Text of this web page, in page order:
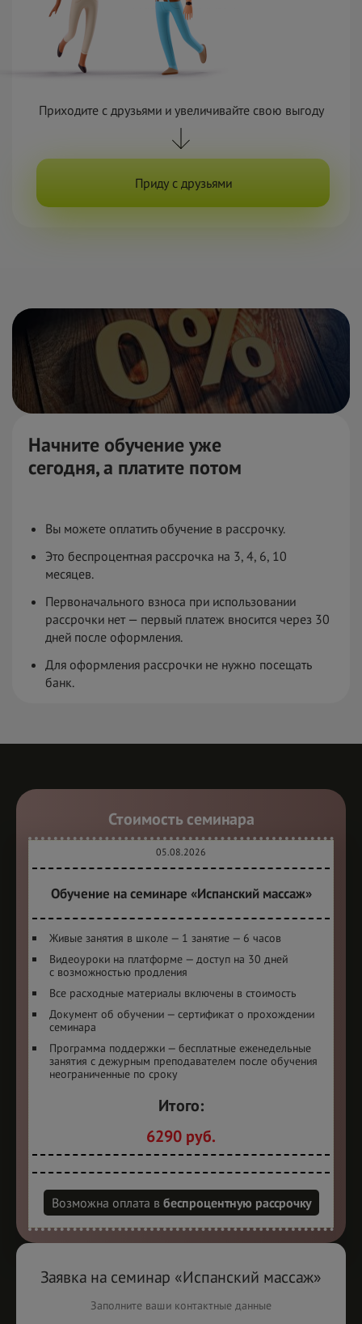
Приходите с друзьями и увеличивайте свою выгоду
Приду с друзьями
Начните обучение уже
сегодня,а платите потом
Вы можете оплатить обучение в рассрочку.
Это беспроцентная рассрочка на 3, 4, 6, 10
месяцев.
Первоначального взноса при использовании
рассрочки нет — первый платеж вносится через 30
дней после оформления.
Для оформления рассрочки не нужно посещать
банк.
Стоимость семинара
05.08.2026
Обучение на семинаре «Испанский массаж»
Живые занятия в школе — 1 занятие — 6 часов
Видеоуроки на платформе — доступ на 30 дней
с возможностью продления
Все расходные материалы включены в стоимость
Документ об обучении — cертификат о прохождении
семинара
Программа поддержки — бесплатные еженедельные
занятия с дежурным преподавателем после обучения
неограниченные по сроку
Итого:
6290 руб.
Возможна оплата в беспроцентную рассрочку
Заявка на семинар «Испанский массаж»
Заполните ваши контактные данные